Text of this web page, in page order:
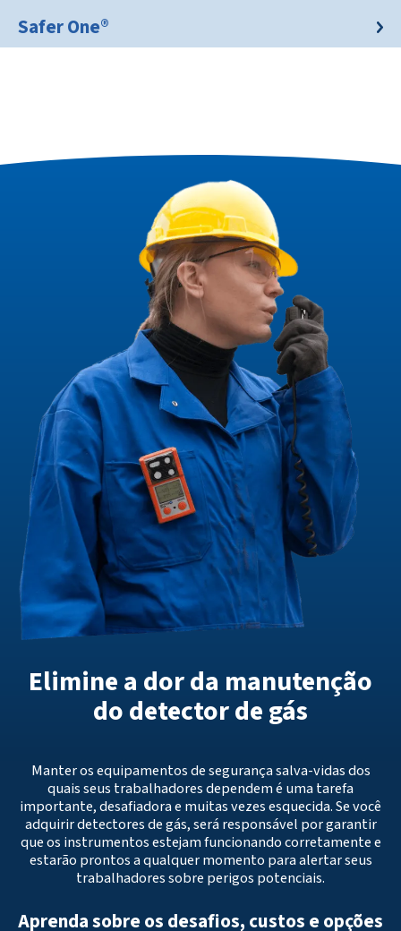
Safer One®
Elimine a dor da manutenção
do detector de gás
Manter os equipamentos de segurança salva-vidas dos
quais seus trabalhadores dependem é uma tarefa
importante, desafiadora e muitas vezes esquecida. Se você
adquirir detectores de gás, será responsável por garantir
que os instrumentos estejam funcionando corretamente e
estarão prontos a qualquer momento para alertar seus
trabalhadores sobre perigos potenciais.
Aprenda sobre os desafios, custos e opções